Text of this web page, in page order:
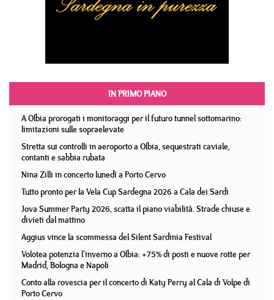
IN PRIMO PIANO
A Olbia prorogati i monitoraggi per il futuro tunnel sottomarino:
limitazioni sulle sopraelevate
Stretta sui controlli in aeroporto a Olbia, sequestrati caviale,
contanti e sabbia rubata
Nina Zilli in concerto lunedì a Porto Cervo
Tutto pronto per la Vela Cup Sardegna 2026 a Cala dei Sardi
Jova Summer Party 2026, scatta il piano viabilità. Strade chiuse e
divieti dal mattino
Aggius vince la scommessa del Silent Sardinia Festival
Volotea potenzia l'inverno a Olbia: +75% di posti e nuove rotte per
Madrid, Bologna e Napoli
Conto alla rovescia per il concerto di Katy Perry al Cala di Volpe di
Porto Cervo